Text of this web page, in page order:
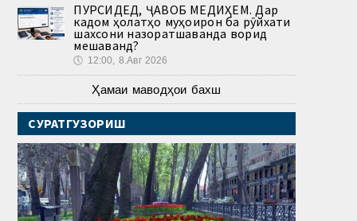
ПУРСИДЕД, ҶАВОБ МЕДИҲЕМ. Дар
кадом ҳолатҳо муҳоҷирон ба рӯйхати
шахсони назоратшаванда ворид
мешаванд?
🕔 12:00, 8.Авг 2026
Ҳамаи маводҳои бахш
СУРАТГУЗОРИШ